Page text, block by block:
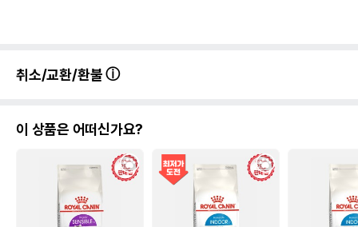
취소/교환/환불
이 상품은 어떠신가요?